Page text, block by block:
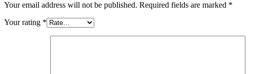
Your email address will not be published. Required fields are marked *
Your rating *